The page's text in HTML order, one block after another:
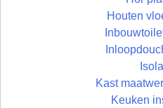
Houten
Kast
Keuken